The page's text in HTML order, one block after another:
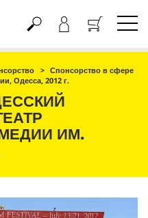
Спонсорство в сфере
Одесса, 2012 г.
ИМ.